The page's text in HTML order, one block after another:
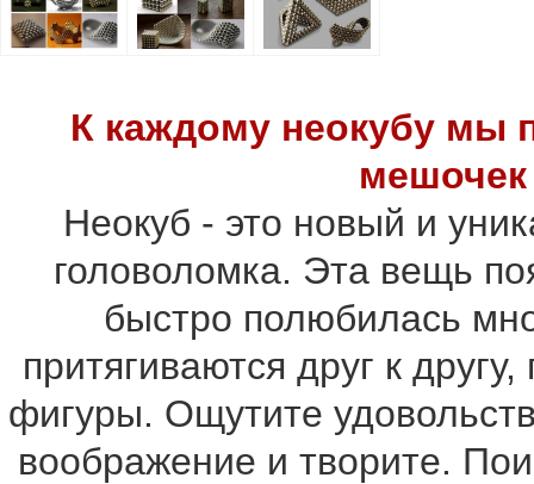
К каждому неокубу мы
мешочек
Неокуб - это новый и
головоломка. Эта вещь
быстро полюбилась
притягиваются друг к
фигуры. Ощутите
воображение и творите.